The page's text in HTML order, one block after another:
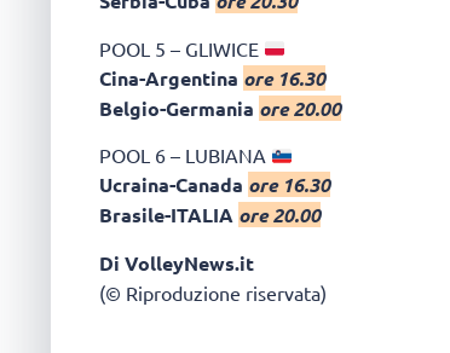
POOL 5 – GLIWICE
Cina-Argentina ore 16.30
Belgio-Germania ore 20.00
POOL 6 – LUBIANA
Ucraina-Canada ore 16.30
Brasile-ITALIA ore 20.00
Di VolleyNews.it
(© Riproduzione riservata)